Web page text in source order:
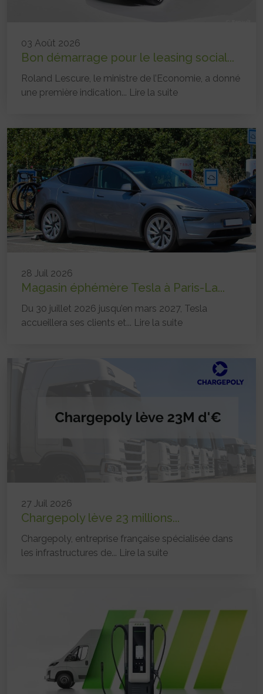
03 Août 2026
Bon démarrage pour le leasing social...
Roland Lescure, le ministre de l’Economie, a donné
une première indication... Lire la suite
28 Juil 2026
Magasin éphémère Tesla à Paris-La...
Du 30 juillet 2026 jusqu’en mars 2027, Tesla
accueillera ses clients et... Lire la suite
27 Juil 2026
Chargepoly lève 23 millions...
Chargepoly, entreprise française spécialisée dans
les infrastructures de... Lire la suite